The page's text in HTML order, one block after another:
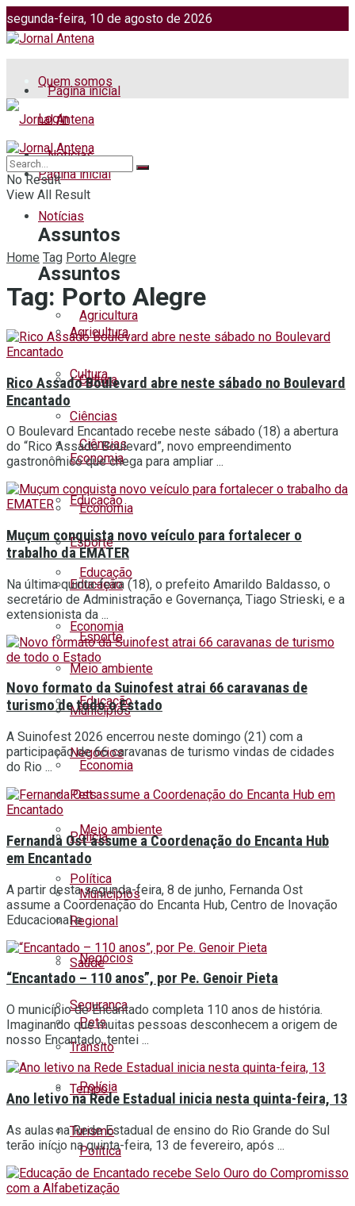
segunda-feira, 10 de agosto de 2026
Jornalismo: (51) 98599 2486
Quem somos
Login
Página inicial
Notícias
Assuntos
Agricultura
Cultura
Ciências
Economia
Educação
Esporte
Educação
Economia
Meio ambiente
Municípios
Negócios
Pets
Polícia
Política
Página inicial
Notícias
Assuntos
Agricultura
Cultura
Ciências
Economia
Educação
Esporte
Educação
Economia
Meio ambiente
Municípios
Negócios
Pets
Polícia
Política
Regional
Saúde
Segurança
Trânsito
Tempo
Turismo
No Result
View All Result
Home Tag Porto Alegre
Tag: Porto Alegre
Rico Assado Boulevard abre neste sábado no Boulevard
Encantado
O Boulevard Encantado recebe neste sábado (18) a abertura
do “Rico Assado Boulevard”, novo empreendimento
gastronômico que chega para ampliar ...
Muçum conquista novo veículo para fortalecer o
trabalho da EMATER
Na última quinta-feira (18), o prefeito Amarildo Baldasso, o
secretário de Administração e Governança, Tiago Strieski, e a
extensionista da ...
Novo formato da Suinofest atrai 66 caravanas de
turismo de todo o Estado
A Suinofest 2026 encerrou neste domingo (21) com a
participação de 66 caravanas de turismo vindas de cidades
do Rio ...
Fernanda Ost assume a Coordenação do Encanta Hub
em Encantado
A partir desta segunda-feira, 8 de junho, Fernanda Ost
assume a Coordenação do Encanta Hub, Centro de Inovação
Educacional e ...
“Encantado – 110 anos”, por Pe. Genoir Pieta
O município de Encantado completa 110 anos de história.
Imaginando que muitas pessoas desconhecem a origem de
nosso Encantado, tentei ...
Ano letivo na Rede Estadual inicia nesta quinta-feira, 13
As aulas na Rede Estadual de ensino do Rio Grande do Sul
terão início na quinta-feira, 13 de fevereiro, após ...